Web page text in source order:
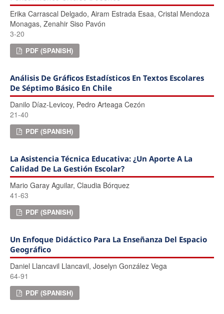
Erika Carrascal Delgado, Airam Estrada Esaa, Cristal Mendoza
Monagas, Zenahir Siso Pavón
3-20
PDF (SPANISH)
Análisis De Gráficos Estadísticos En Textos Escolares
De Séptimo Básico En Chile
Danilo Díaz-Levicoy, Pedro Arteaga Cezón
21-40
PDF (SPANISH)
La Asistencia Técnica Educativa: ¿un Aporte A La
Calidad De La Gestión Escolar?
Mario Garay Aguilar, Claudia Bórquez
41-63
PDF (SPANISH)
Un Enfoque Didáctico Para La Enseñanza Del Espacio
Geográfico
Daniel Llancavil Llancavil, Joselyn González Vega
64-91
PDF (SPANISH)